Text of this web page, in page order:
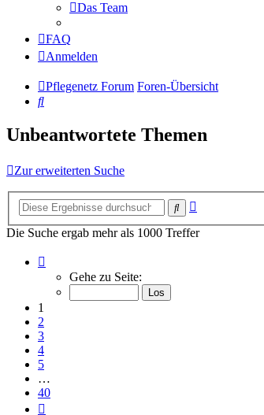
Das Team
FAQ
Anmelden
Pflegenetz Forum Foren-Übersicht
Suche
Unbeantwortete Themen
Zur erweiterten Suche
Suche
Die Suche ergab mehr als 1000 Treffer
von
Gehe zu Seite:
1
2
3
4
5
…
40